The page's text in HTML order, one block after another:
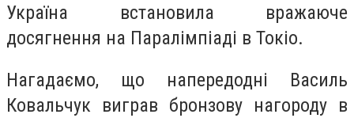
Україна встановила вражаюче
досягнення на Паралімпіаді в Токіо.
Нагадаємо, що напередодні Василь
Ковальчук виграв бронзову нагороду в